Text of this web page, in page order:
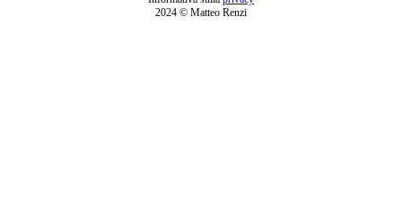
2024 © Matteo Renzi